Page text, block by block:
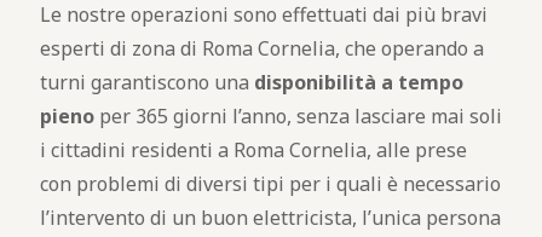
Le nostre operazioni sono effettuati dai più bravi
esperti di zona di Roma Cornelia, che operando a
turni garantiscono una disponibilità a tempo
pieno per 365 giorni l’anno, senza lasciare mai soli
i cittadini residenti a Roma Cornelia, alle prese
con problemi di diversi tipi per i quali è necessario
l’intervento di un buon elettricista, l’unica persona